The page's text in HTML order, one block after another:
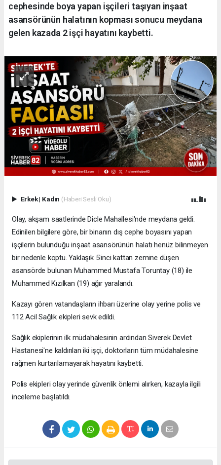
cephesinde boya yapan işçileri taşıyan inşaat
asansörünün halatının kopması sonucu meydana
gelen kazada 2 işçi hayatını kaybetti.
Erkek| Kadın (Haberi Sesli Oku)
Olay, akşam saatlerinde Dicle Mahallesi'nde meydana geldi.
Edinilen bilgilere göre, bir binanın dış cephe boyasını yapan
işçilerin bulunduğu inşaat asansörünün halatı henüz bilinmeyen
bir nedenle koptu. Yaklaşık 5'inci kattan zemine düşen
asansörde bulunan Muhammed Mustafa Toruntay (18) ile
Muhammed Kızılkan (19) ağır yaralandı.
Kazayı gören vatandaşların ihbarı üzerine olay yerine polis ve
112 Acil Sağlık ekipleri sevk edildi.
Sağlık ekiplerinin ilk müdahalesinin ardından Siverek Devlet
Hastanesi'ne kaldırılan iki işçi, doktorların tüm müdahalesine
rağmen kurtarılamayarak hayatını kaybetti.
Polis ekipleri olay yerinde güvenlik önlemi alırken, kazayla ilgili
inceleme başlatıldı.